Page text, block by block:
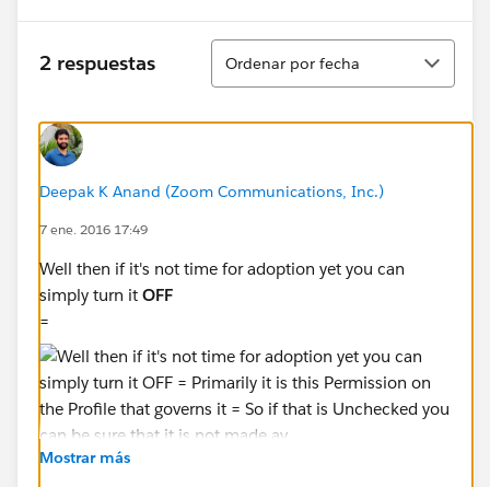
2 respuestas
Ordenar
Ordenar por fecha
Deepak K Anand (‎‎‎‎‎‎Zoom Communications, Inc.)
7 ene. 2016 17:49
Well then if it's not time for adoption yet you can
simply turn it OFF
=
Mostrar más